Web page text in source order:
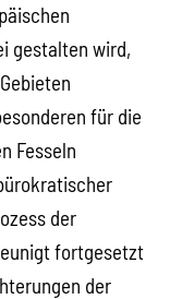
gestalten wird,
für die
Fesseln
der
fortgesetzt
der